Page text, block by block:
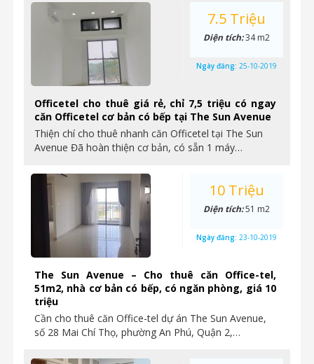
Officetel cho thuê giá rẻ, chỉ 7,5 triệu có ngay
căn Officetel cơ bản có bếp tại The Sun Avenue
Thiện chí cho thuê nhanh căn Officetel tại The Sun
Avenue Đã hoàn thiện cơ bản, có sẵn 1 máy…
7.5 Triệu
Diện tích:34 m2
Ngày đăng: 25-10-2019
The Sun Avenue – Cho thuê căn Office-tel,
51m2, nhà cơ bản có bếp, có ngăn phòng, giá 10
triệu
Cần cho thuê căn Office-tel dự án The Sun Avenue,
số 28 Mai Chí Thọ, phường An Phú, Quận 2,…
10 Triệu
Diện tích:51 m2
Ngày đăng: 23-10-2019